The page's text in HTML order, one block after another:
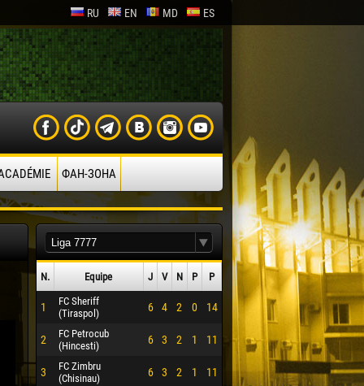
RU EN MD ES
ФАН-ЗОНА
N. Equipe J V N P P
1
FC Sheriff
(Tiraspol)
6 4 2 0 14
2
FC Petrocub
(Hincesti)
6 3 2 1 11
3
FC Zimbru
(Chisinau)
6 3 2 1 11